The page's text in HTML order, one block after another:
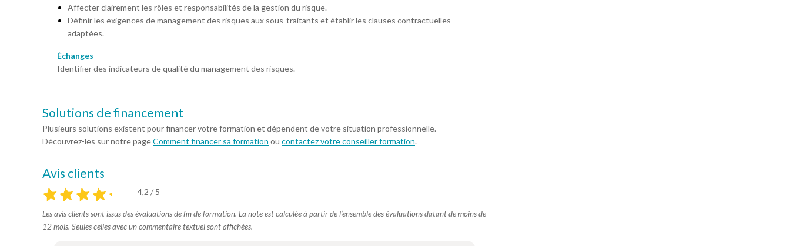
Affecter clairement les rôles et responsabilités de la gestion du risque.
Définir les exigences de management des risques aux sous-traitants et établir les clauses contractuelles
adaptées.
Échanges
Identifier des indicateurs de qualité du management des risques.
Solutions de financement
Plusieurs solutions existent pour financer votre formation et dépendent de votre situation professionnelle.
Découvrez-les sur notre pageComment financer sa formation ou contactez votre conseiller formation.
Avis clients
4,2 / 5
Les avis clients sont issus des évaluations de fin de formation. La note est calculée à partir de l’ensemble des évaluations datant de moins de
12 mois. Seules celles avec un commentaire textuel sont affichées.